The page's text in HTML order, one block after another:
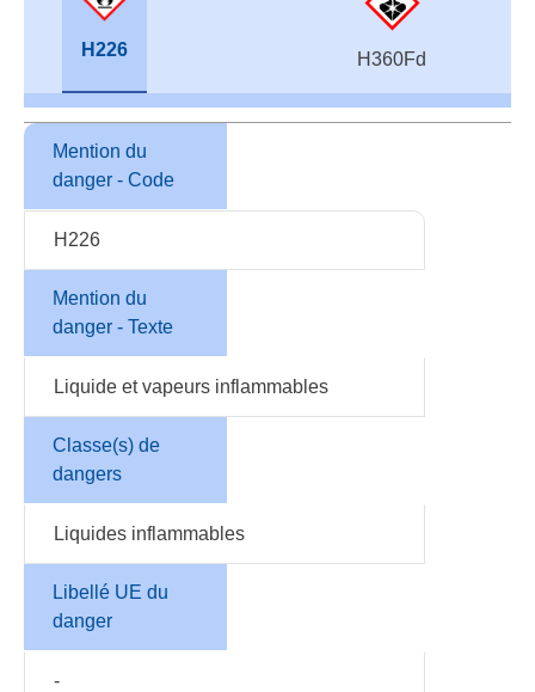
H226 H360Fd
Mention du
danger - Code
H226
Mention du
danger - Texte
Liquide et vapeurs inflammables
Classe(s) de
dangers
Liquides inflammables
Libellé UE du
danger
-